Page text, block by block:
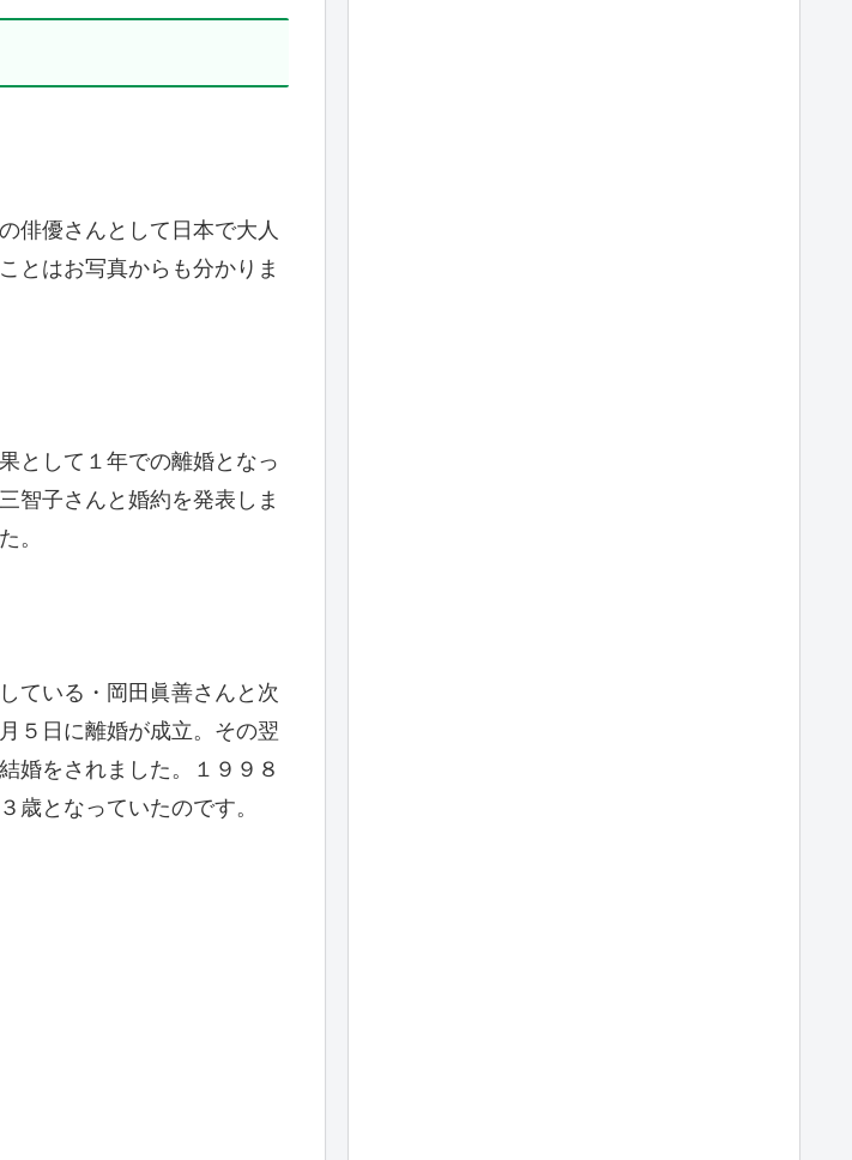
俳優さんとして日本で大人
とはお写真からも分かりま
として１年での離婚となっ
智子さんと婚約を発表しま
。
ている・岡田眞善さんと次
５日に離婚が成立。その翌
婚をされました。１９９８
歳となっていたのです。